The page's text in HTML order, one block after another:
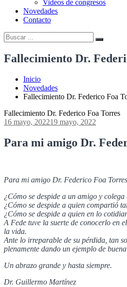
Videos de congresos
Novedades
Contacto
Buscar:
Buscar
Fallecimiento Dr.
Inicio
Novedades
Fallecimiento Dr. Federico Foa
Fallecimiento Dr. Federico Foa Torres
16 mayo, 202219 mayo, 2022
Para mi amigo Dr.
Para mi amigo Dr. Federico Foa Torres
¿Cómo se despide a un amigo y
¿Cómo se despide a quien compartió
¿Cómo se despide a quien en lo
A Fede tuve la suerte de conocerlo en
la vida.
Ante lo irreparable de su pérdida, tan
plenamente dando un ejemplo de
Un abrazo grande y hasta siempre.
Dr. Guillermo Martínez